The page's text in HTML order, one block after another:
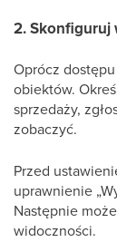
2. Skonfiguruj
Oprócz
obiektów.
sprzedaży,
zobaczyć.
Przed
uprawnienie
Następnie
widoczności.